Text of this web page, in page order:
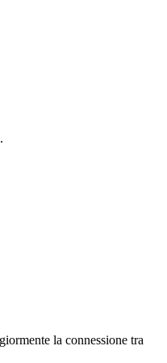
la connessione tra